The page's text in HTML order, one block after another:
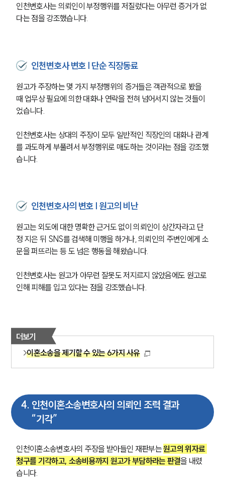
인천변호사는 의뢰인이 부정행위를 저질렀다는 아무런 증거가 없
다는 점을 강조했습니다.
인천변호사 변호 | 단순 직장동료
원고가 주장하는 몇 가지 부정행위의 증거들은 객관적으로 봤을
때 업무상 필요에 의한 대화나 연락을 전혀 넘어서지 않는 것들이
었습니다.
인천변호사는 상대의 주장이 모두 일반적인 직장인의 대화나 관계
를 과도하게 부풀려서 부정행위로 매도하는 것이라는 점을 강조했
습니다.
인천변호사의 변호 | 원고의 비난
원고는 외도에 대한 명확한 근거도 없이 의뢰인이 상간자라고 단
정 지은 뒤 SNS를 검색해 미행을 하거나, 의뢰인의 주변인에게 소
문을 퍼뜨리는 등 도 넘은 행동을 해왔습니다.
인천변호사는 원고가 아무런 잘못도 저지르지 않았음에도 원고로
인해 피해를 입고 있다는 점을 강조했습니다.
더보기
이혼소송을 제기할 수 있는 6가지 사유
4. 인천이혼소송변호사의 의뢰인 조력 결과
“기각”
인천이혼소송변호사의 주장을 받아들인 재판부는 원고의 위자료
청구를 기각하고, 소송비용까지 원고가 부담하라는 판결을 내렸
습니다.